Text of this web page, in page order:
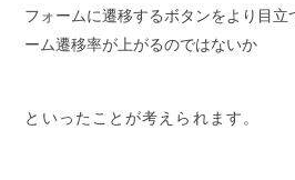
フォームに遷移するボタンをより目立
ーム遷移率が上がるのではないか
といったことが考えられます。